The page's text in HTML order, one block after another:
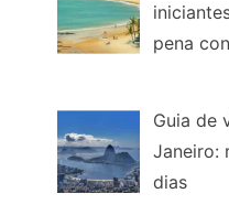
pena
Guia de
Janeiro:
dias